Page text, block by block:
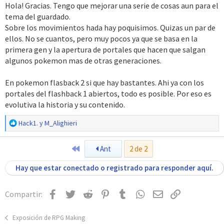
representando el pasado con 1º gen y del presente con 3º gen en
adelante. Y se termina la aventura en pokemon flashback 3 con
unos gráficos a nivel actual BW que se irán conociendo en
pokemon flashback 2. Lo mismo con los pokemon. En flashback 1
es normal que haya hasta 252 pokemon (151 kanto, unos pocos
de cada hasta 5º gen) ya que los portales durante el lore se
abren. Por tanto en flashback 2 es normal que haya hasta pokes
de 9º gen. Con muchas cosas actuales.
Características:La Región es una Kanto mejorada. Cuenta con:
- Zonas nuevas.
- Gimnasios reformados.
- Nueva curvatura de nivel.
- Diferentes climas en ciertas rutas.
- Cinemáticas de video del anime.
- Normal
Hola! Gracias. Tengo que mejorar una serie de cosas aun para el
tema del guardado.
Sobre los movimientos hada hay poquisimos. Quizas un par de
ellos. No se cuantos, pero muy pocos ya que se basa en la
primera gen y la apertura de portales que hacen que salgan
algunos pokemon mas de otras generaciones.
En pokemon flasback 2 si que hay bastantes. Ahi ya con los
portales del flashback 1 abiertos, todo es posible. Por eso es
evolutiva la historia y su contenido.
R
e
c
i
e
:
Hack1. yM_Alighieri
PrimeroAnt
2 de 2
Hay que estar conectado o registrado para responder aquí.
Compartir: Facebook
TwitterReddit Pinterest
TumblrWhatsApp
EmailEnlace
Exposición de RPG Making